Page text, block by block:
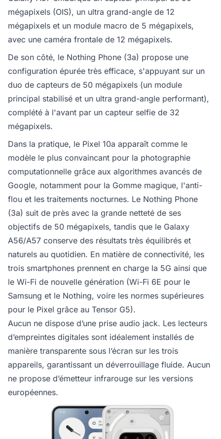
mégapixels (OIS), un ultra grand-angle de 12
mégapixels et un module macro de 5 mégapixels,
avec une caméra frontale de 12 mégapixels.
De son côté, le Nothing Phone (3a) propose une
configuration épurée très efficace, s'appuyant sur un
duo de capteurs de 50 mégapixels (un module
principal stabilisé et un ultra grand-angle performant),
complété à l'avant par un capteur selfie de 32
mégapixels.
Dans la pratique, le Pixel 10a apparaît comme le
modèle le plus convaincant pour la photographie
computationnelle grâce aux algorithmes avancés de
Google, notamment pour la Gomme magique, l'anti-
flou et les traitements nocturnes. Le Nothing Phone
(3a) suit de près avec la grande netteté de ses
objectifs de 50 mégapixels, tandis que le Galaxy
A56/A57 conserve des résultats très équilibrés et
naturels au quotidien. En matière de connectivité, les
trois smartphones prennent en charge la 5G ainsi que
le Wi-Fi de nouvelle génération (Wi-Fi 6E pour le
Samsung et le Nothing, voire les normes supérieures
pour le Pixel grâce au Tensor G5).
Aucun ne dispose d’une prise audio jack. Les lecteurs
d’empreintes digitales sont idéalement installés de
manière transparente sous l’écran sur les trois
appareils, garantissant un déverrouillage fluide. Aucun
ne propose d’émetteur infrarouge sur les versions
européennes.